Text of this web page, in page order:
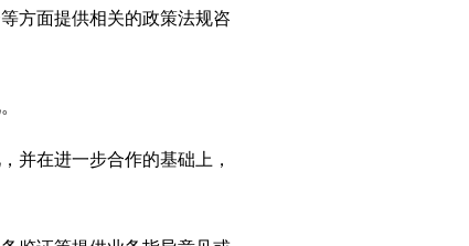
方面提供相关的政策法规咨
并在进一步合作的基础上，